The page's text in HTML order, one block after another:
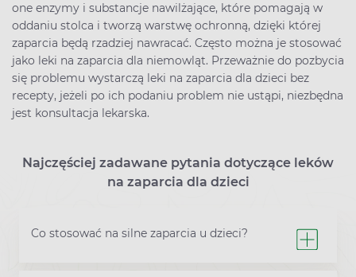
one enzymy i substancje nawilżające, które pomagają w
oddaniu stolca i tworzą warstwę ochronną, dzięki której
zaparcia będą rzadziej nawracać. Często można je stosować
jako leki na zaparcia dla niemowląt. Przeważnie do pozbycia
się problemu wystarczą leki na zaparcia dla dzieci bez
recepty, jeżeli po ich podaniu problem nie ustąpi, niezbędna
jest konsultacja lekarska.
Najczęściej zadawane pytania dotyczące leków
na zaparcia dla dzieci
Co stosować na silne zaparcia u dzieci?